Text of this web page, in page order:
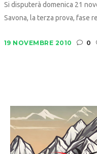
Si disputerà domenica 21
Savona, la terza prova, fase
19 NOVEMBRE 2010 0